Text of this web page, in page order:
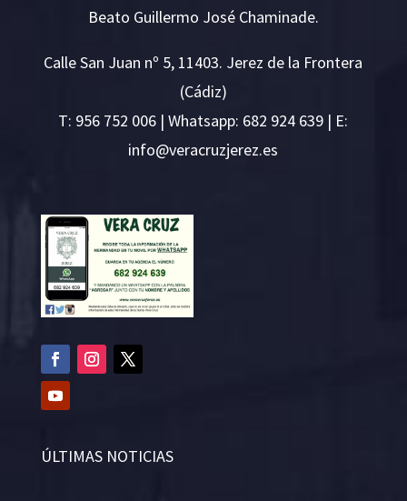
Beato Guillermo José Chaminade.
Calle San Juan nº 5, 11403. Jerez de la Frontera
(Cádiz)
T: 956 752 006 | Whatsapp: 682 924 639 | E:
se.ze
rejzu
rcare
v@ofn
i
ÚLTIMAS NOTICIAS